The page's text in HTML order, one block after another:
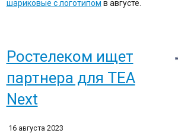
шариковые с логотипом в августе.
Ростелеком ищет
партнера для TEA
Next
16 августа 2023